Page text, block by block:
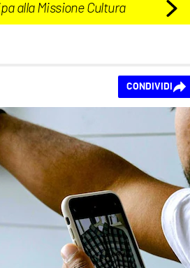
alla Missione Cultura
CONDIVIDI